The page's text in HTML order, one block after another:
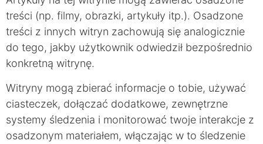
treści (np. filmy, obrazki, artykuły itp.). Osadzone
treści z innych witryn zachowują się analogicznie
do tego, jakby użytkownik odwiedził bezpośrednio
konkretną witrynę.
Witryny mogą zbierać informacje o tobie, używać
ciasteczek, dołączać dodatkowe, zewnętrzne
systemy śledzenia i monitorować twoje interakcje z
osadzonym materiałem, włączając w to śledzenie